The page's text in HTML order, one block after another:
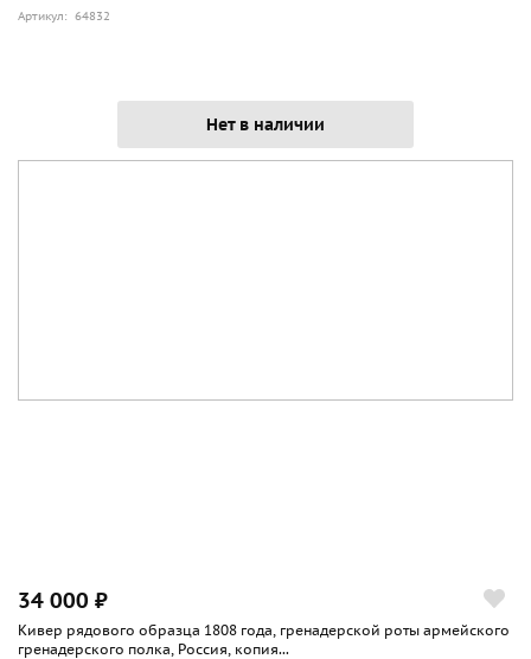
Артикул: 64832
Нет в наличии
34 000 ₽
Кивер рядового образца 1808 года, гренадерской роты армейского
гренадерского полка, Россия, копия...